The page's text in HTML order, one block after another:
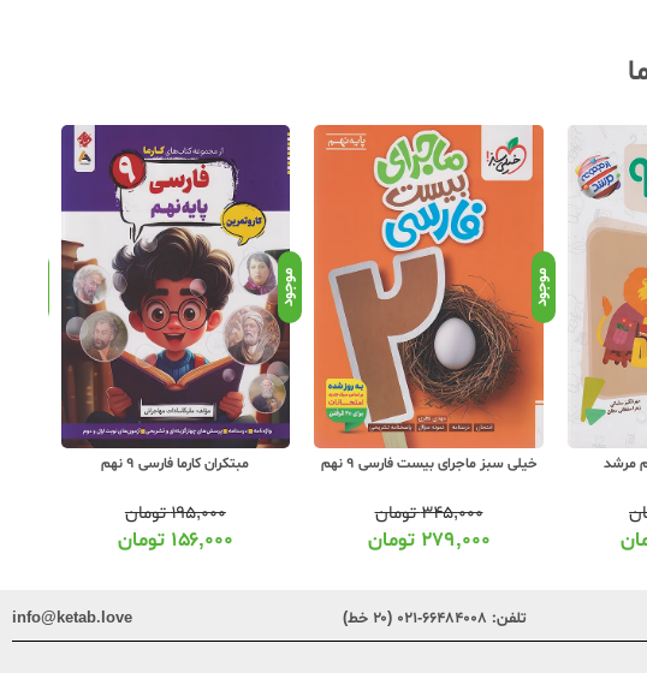
موجود
خیلی سبز ماجرای بیست فارسی 9 نهم
۳۴۵,۰۰۰تومان
۲۷۹,۰۰۰ تومان
موجود
مبتکران کارما فارسی 9 نهم
۱۹۵,۰۰۰تومان
۱۵۶,۰۰۰ تومان
تلفن: ۶۶۴۸۴۰۰۸-۰۲۱ (۲۰ خط) info@ketab.love